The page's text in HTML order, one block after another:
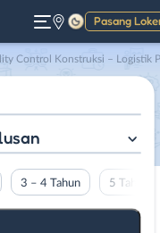
Pasang
Gelap
– Logistik Proyek di PT. Bondho Kuwoso Wijoyo Kusumo
3 – 4 Tahun 5 Tahun